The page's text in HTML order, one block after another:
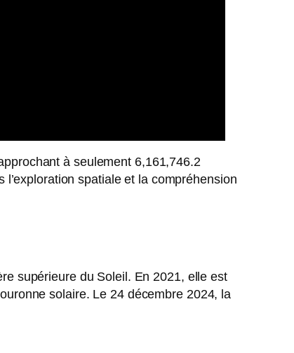
à seulement 6,161,746.2
spatiale et la compréhension
supérieure du Soleil. En 2021, elle est
solaire. Le 24 décembre 2024, la